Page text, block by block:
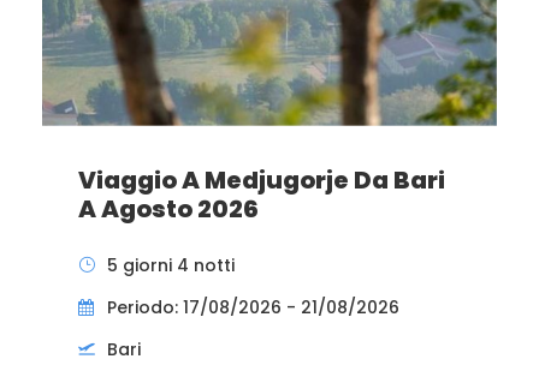
Viaggio A Medjugorje Da Bari
A Agosto 2026
5 giorni 4 notti
Periodo: 17/08/2026 - 21/08/2026
Bari